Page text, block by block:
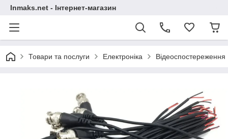
Inmaks.net - Інтернет-магазин
Товари та послуги Електроніка Відеоспостереження